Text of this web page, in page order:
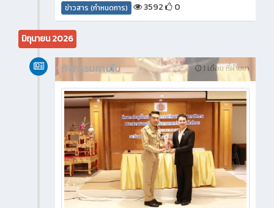
ข่าวสาร (กำหนดการ) 3592 0
มิถุนายน 2026
1 เดือน ที่ผ่านมา
กิจกรรมภายใน